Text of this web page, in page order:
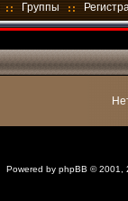
Группы
Powered by phpBB © 2001,